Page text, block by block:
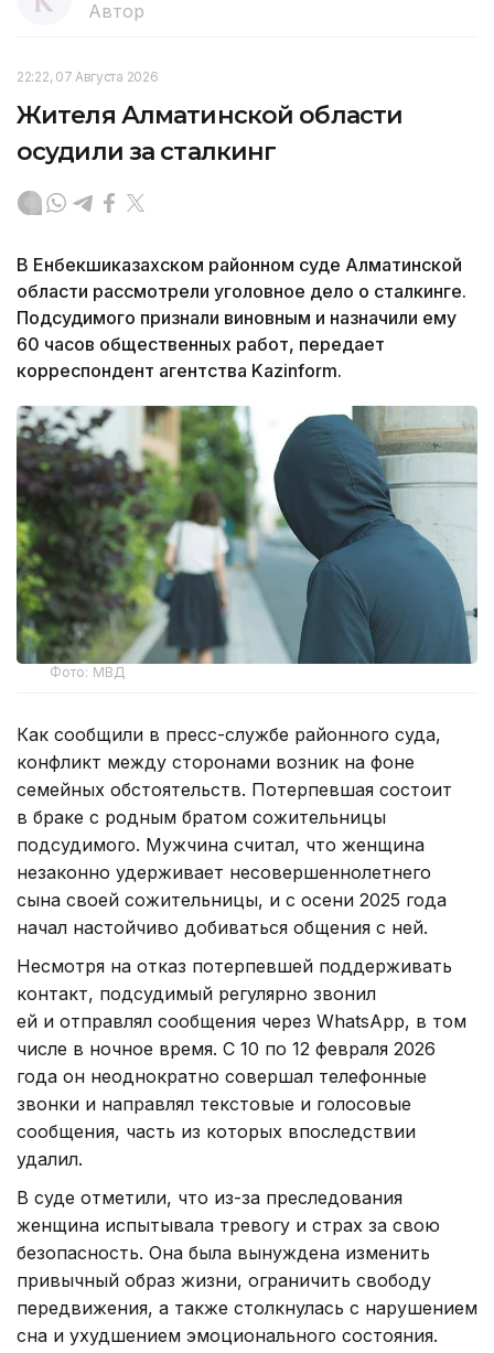
Автор
22:22, 07 Августа 2026
Жителя Алматинской области
осудили за сталкинг
В Енбекшиказахском районном суде Алматинской
области рассмотрели уголовное дело о сталкинге.
Подсудимого признали виновным и назначили ему
60 часов общественных работ, передает
корреспондент агентства Kazinform.
Фото: МВД
Как сообщили в пресс-службе районного суда,
конфликт между сторонами возник на фоне
семейных обстоятельств. Потерпевшая состоит
в браке с родным братом сожительницы
подсудимого. Мужчина считал, что женщина
незаконно удерживает несовершеннолетнего
сына своей сожительницы, и с осени 2025 года
начал настойчиво добиваться общения с ней.
Несмотря на отказ потерпевшей поддерживать
контакт, подсудимый регулярно звонил
ей и отправлял сообщения через WhatsApp, в том
числе в ночное время. С 10 по 12 февраля 2026
года он неоднократно совершал телефонные
звонки и направлял текстовые и голосовые
сообщения, часть из которых впоследствии
удалил.
В суде отметили, что из-за преследования
женщина испытывала тревогу и страх за свою
безопасность. Она была вынуждена изменить
привычный образ жизни, ограничить свободу
передвижения, а также столкнулась с нарушением
сна и ухудшением эмоционального состояния.